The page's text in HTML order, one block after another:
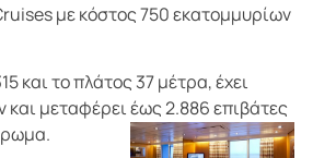
με κόστος 750 εκατομμυρίων
και το πλάτος 37 μέτρα, έχει
και μεταφέρει έως 2.886 επιβάτες